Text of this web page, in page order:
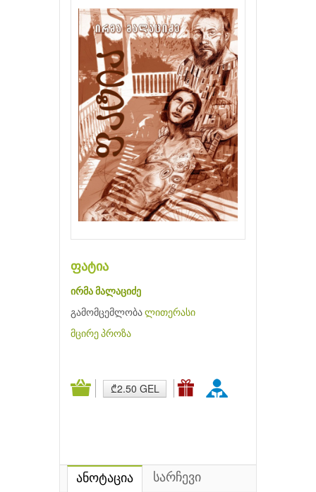
ფატია
ირმა მალაციძე
გამომცემლობა ლითერასი
მცირე პროზა
₾2.50 GEL
ანოტაცია სარჩევი